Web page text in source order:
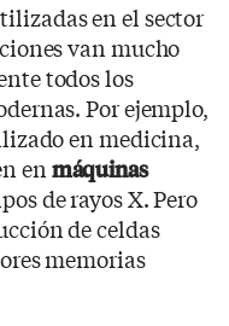
en el sector
van mucho
todos los
Por ejemplo,
en medicina,
en máquinas
de rayos X. Pero
de celdas
memorias